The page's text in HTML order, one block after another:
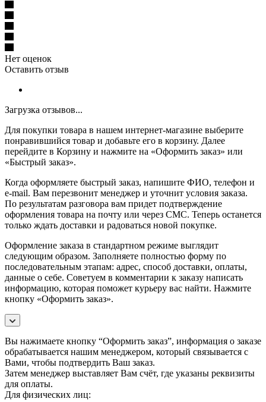
Нет оценок
Оставить отзыв
Загрузка отзывов...
Для покупки товара в нашем интернет-магазине выберите
понравившийся товар и добавьте его в корзину. Далее
перейдите в Корзину и нажмите на «Оформить заказ» или
«Быстрый заказ».
Когда оформляете быстрый заказ, напишите ФИО, телефон и
e-mail. Вам перезвонит менеджер и уточнит условия заказа.
По результатам разговора вам придет подтверждение
оформления товара на почту или через СМС. Теперь останется
только ждать доставки и радоваться новой покупке.
Оформление заказа в стандартном режиме выглядит
следующим образом. Заполняете полностью форму по
последовательным этапам: адрес, способ доставки, оплаты,
данные о себе. Советуем в комментарии к заказу написать
информацию, которая поможет курьеру вас найти. Нажмите
кнопку «Оформить заказ».
Вы нажимаете кнопку “Оформить заказ”, информация о заказе
обрабатывается нашим менеджером, который связывается с
Вами, чтобы подтвердить Ваш заказ.
Затем менеджер выставляет Вам счёт, где указаны реквизиты
для оплаты.
Для физических лиц: